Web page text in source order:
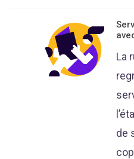
La
de